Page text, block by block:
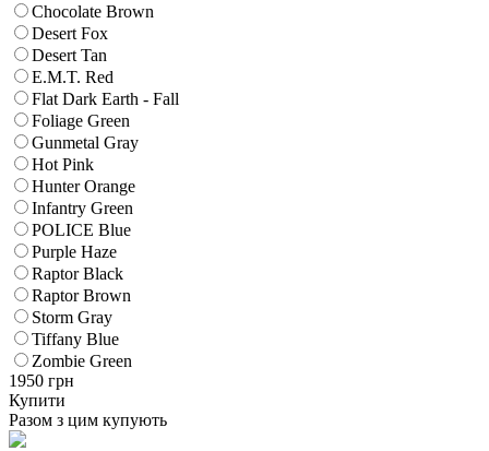
Chocolate Brown
Desert Fox
Desert Tan
E.M.T. Red
Flat Dark Earth - Fall
Foliage Green
Gunmetal Gray
Hot Pink
Hunter Orange
Infantry Green
POLICE Blue
Purple Haze
Raptor Black
Raptor Brown
Storm Gray
Tiffany Blue
Zombie Green
1950 грн
Купити
Разом з цим купують